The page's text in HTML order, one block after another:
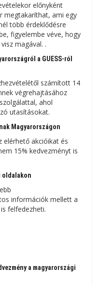
előnyként
megtakaríthat, ami egy
több érdeklődésre
figyelembe véve, hogy
magával. .
a GUESS-ról
számított 14
végrehajtásához
ahol
utasításokat.
Magyarországon
elérhető akcióikat és
15% kedvezményt is
oldalakon
információk mellett a
felfedezheti.
a magyarországi